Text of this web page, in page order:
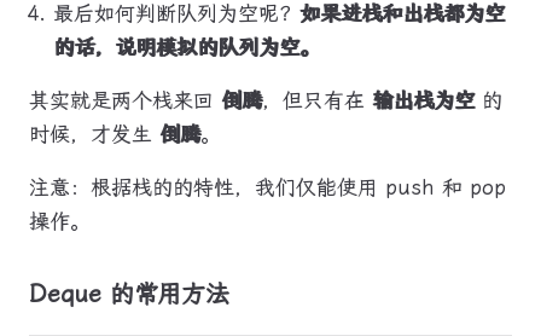
最后如何判断队列为空呢？ 如果进栈和出栈都为空
的话，说明模拟的队列为空。
其实就是两个栈来回 倒腾，但只有在 输出栈为空的
时候，才发生 倒腾。
注意：根据栈的的特性，我们仅能使用 push 和 pop
操作。
Deque 的常用方法